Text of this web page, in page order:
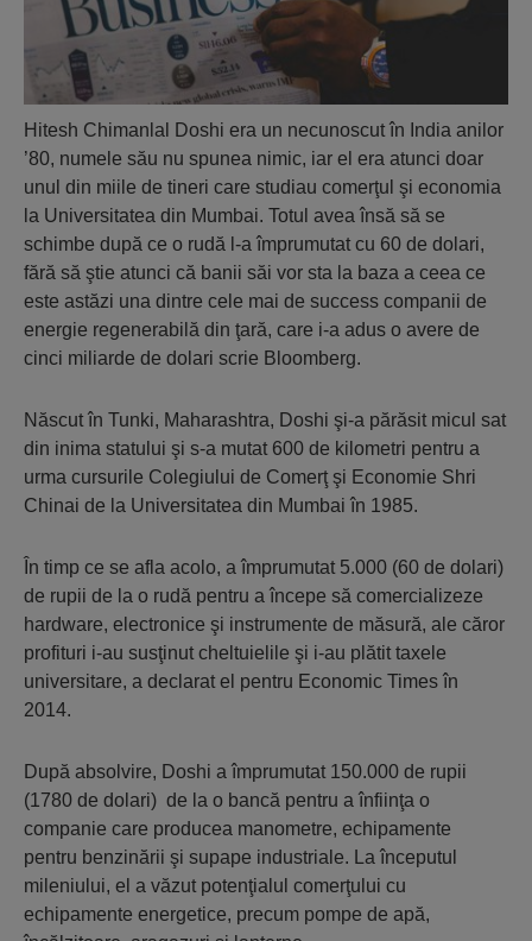
Hitesh Chimanlal Doshi era un necunoscut în India anilor
’80, numele său nu spunea nimic, iar el era atunci doar
unul din miile de tineri care studiau comerţul şi economia
la Universitatea din Mumbai. Totul avea însă să se
schimbe după ce o rudă l-a împrumutat cu 60 de dolari,
fără să ştie atunci că banii săi vor sta la baza a ceea ce
este astăzi una dintre cele mai de success companii de
energie regenerabilă din ţară, care i-a adus o avere de
cinci miliarde de dolari scrie Bloomberg.
Născut în Tunki, Maharashtra, Doshi şi-a părăsit micul sat
din inima statului şi s-a mutat 600 de kilometri pentru a
urma cursurile Colegiului de Comerţ şi Economie Shri
Chinai de la Universitatea din Mumbai în 1985.
În timp ce se afla acolo, a împrumutat 5.000 (60 de dolari)
de rupii de la o rudă pentru a începe să comercializeze
hardware, electronice şi instrumente de măsură, ale căror
profituri i-au susţinut cheltuielile şi i-au plătit taxele
universitare, a declarat el pentru Economic Times în
2014.
După absolvire, Doshi a împrumutat 150.000 de rupii
(1780 de dolari) de la o bancă pentru a înfiinţa o
companie care producea manometre, echipamente
pentru benzinării şi supape industriale. La începutul
mileniului, el a văzut potenţialul comerţului cu
echipamente energetice, precum pompe de apă,